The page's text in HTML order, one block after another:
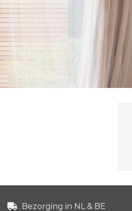
Bezorging in NL & BE